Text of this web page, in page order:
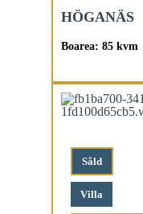
HÖGANÄS
Boarea: 85 kvm
Såld
Villa